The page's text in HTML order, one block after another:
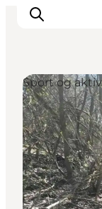
Byer &
Det sker
Planlæg
Sport og